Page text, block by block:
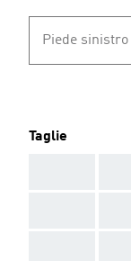
Piede sinistro
Taglie